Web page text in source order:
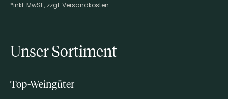
Footer-Menü
*inkl. MwSt., zzgl. Versandkosten
Unser Sortiment
Top-Weingüter